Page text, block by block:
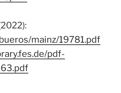
mainz/19781.pdf
pdf-